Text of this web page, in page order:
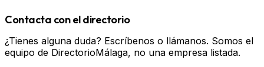
Contacta con el directorio
¿Tienes alguna duda? Escríbenos o llámanos. Somos el
equipo de DirectorioMálaga, no una empresa listada.